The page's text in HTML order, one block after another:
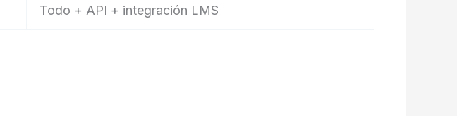
Todo + API + integración LMS